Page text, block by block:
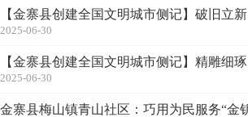
【金寨县创建全国文明城市侧记】破旧立
2025-06-30
【金寨县创建全国文明城市侧记】精雕细
2025-06-30
金寨县梅山镇青山社区：巧用为民服务“金